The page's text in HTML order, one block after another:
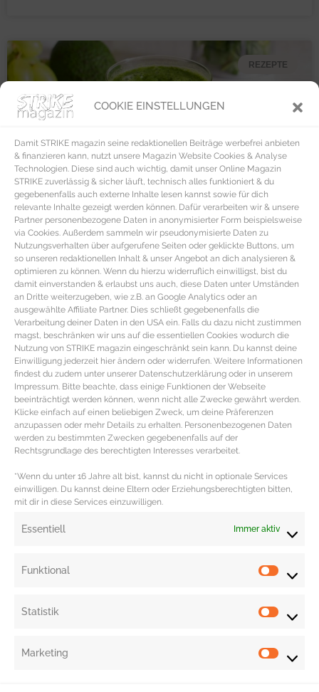
COOKIE EINSTELLUNGEN
Damit STRIKE magazin seine redaktionellen Beiträge werbefrei anbieten
& finanzieren kann, nutzt unsere Magazin Website Cookies & Analyse
Technologien. Diese sind auch wichtig, damit unser Online Magazin
STRIKE zuverlässig & sicher läuft, technisch alles funktioniert & du
gegebenenfalls auch externe Inhalte lesen kannst sowie für dich
relevante Inhalte gezeigt werden können. Dafür verarbeiten wir & unsere
Partner personenbezogene Daten in anonymisierter Form beispielsweise
via Cookies. Außerdem sammeln wir pseudonymisierte Daten zu
Nutzungsverhalten über aufgerufene Seiten oder geklickte Buttons, um
so unseren redaktionellen Inhalt & unser Angebot an dich analysieren &
optimieren zu können. Wenn du hierzu widerruflich einwilligst, bist du
damit einverstanden & erlaubst uns auch, diese Daten unter Umständen
an Dritte weiterzugeben, wie z.B. an Google Analytics oder an
ausgewählte Affiliate Partner. Dies schließt gegebenenfalls die
Verarbeitung deiner Daten in den USA ein. Falls du dazu nicht zustimmen
magst, beschränken wir uns auf die essentiellen Cookies wodurch die
Nutzung von STRIKE magazin eingeschränkt sein kann. Du kannst deine
Einwilligung jederzeit hier ändern oder widerrufen. Weitere Informationen
findest du zudem unter unserer Datenschutzerklärung oder in unserem
Impressum. Bitte beachte, dass einige Funktionen der Webseite
beeinträchtigt werden können, wenn nicht alle Zwecke gewährt werden.
Klicke einfach auf einen beliebigen Zweck, um deine Präferenzen
anzupassen oder mehr Details zu erhalten. Personenbezogenen Daten
werden zu bestimmten Zwecken gegebenenfalls auf der
Rechtsgrundlage des berechtigten Interesses verarbeitet.
*Wenn du unter 16 Jahre alt bist, kannst du nicht in optionale Services
einwilligen. Du kannst deine Eltern oder Erziehungsberechtigten bitten,
mit dir in diese Services einzuwilligen.
Essentiell Immer aktiv
Funktional
Statistik
Marketing
REZEPTE
REZEPT – Grüner Smoothie mit
Grünkohl und Birne
FÜR GRÜNEN SMOOTHIE MIT GRÜNKOHL 1 gute
Handvoll Grünkohl 5 Datteln ohne Stein
MEHR DAZU »